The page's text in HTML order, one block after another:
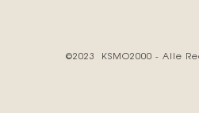
©2023 KSMO2000 - Alle